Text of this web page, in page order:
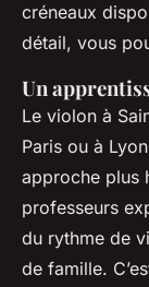
créneaux
détail, vous
Un
Le violon à
Paris ou à
approche plus
professeurs
du rythme de
de famille.